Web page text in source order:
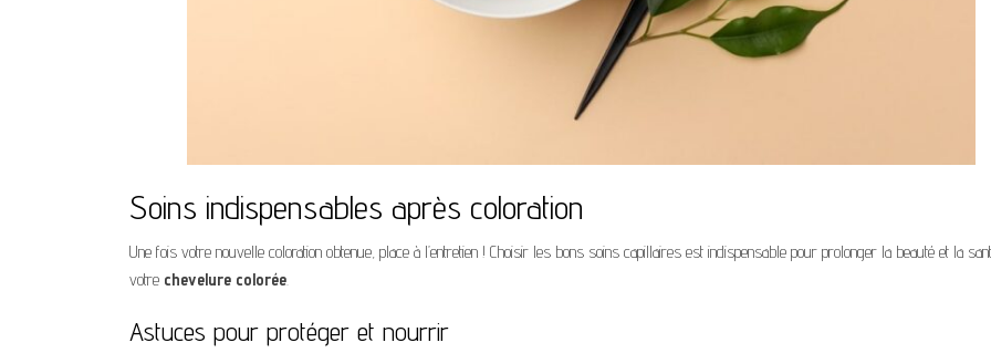
Soins indispensables après coloration
Une fois votre nouvelle coloration obtenue, place à l’entretien ! Choisir les bons soins capillaires est indispensable pour prolonger la beauté et la
votre chevelure colorée.
Astuces pour protéger et nourrir